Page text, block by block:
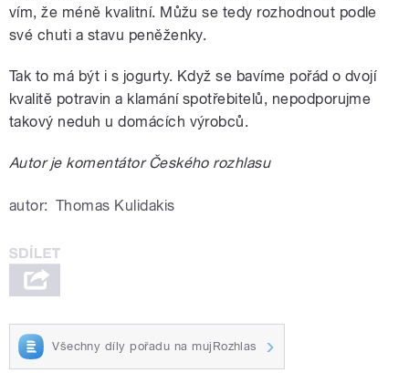
vím, že méně kvalitní. Můžu se tedy rozhodnout podle
své chuti a stavu peněženky.
Tak to má být i s jogurty. Když se bavíme pořád o dvojí
kvalitě potravin a klamání spotřebitelů, nepodporujme
takový neduh u domácích výrobců.
Autor je komentátor Českého rozhlasu
autor: Thomas Kulidakis
Všechny díly pořadu na mujRozhlas